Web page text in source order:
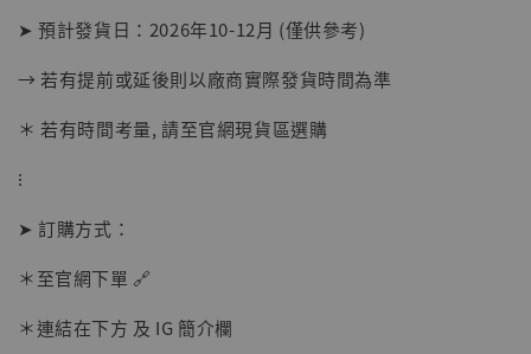
【店內現貨】海賊王 系列蒐藏雕像 布魯克達
摩 [7STARS Studio]
NT$ 1,500
➤ 預計發貨日：2026年10-12月 (僅供參考)
→ 若有提前或延後則以廠商實際發貨時間為準
＊ 若有時間考量, 請至官網現貨區選購
⁝
➤ 訂購方式：
＊至官網下單 🔗
＊連結在下方 及 IG 簡介欄